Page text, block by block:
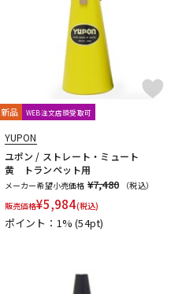
新品 WEB注文店頭受取可
YUPON
ユポン / ストレート・ミュート
黄 トランペット用
メーカー希望小売価格 ¥7,480
（税込）
販売価格¥5,984(税込)
ポイント：1%(54pt)